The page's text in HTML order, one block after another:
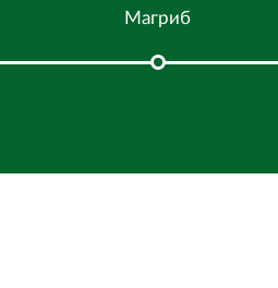
Магриб